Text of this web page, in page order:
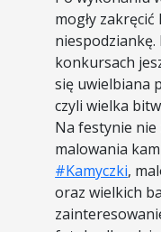
mogły
niespodziankę.
konkursach
się uwielbiana
czyli wielka
Na festynie nie
malowania
#Kamyczki,
oraz wielkich